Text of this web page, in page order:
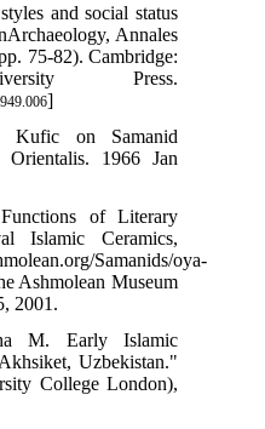
and social status
Annales
75-82). Cambridge:
Press.
]
on Samanid
1966 Jan
of Literary
Islamic Ceramics,
Samanids/oya-
Ashmolean Museum
2001.
M. Early Islamic
Uzbekistan."
College London),